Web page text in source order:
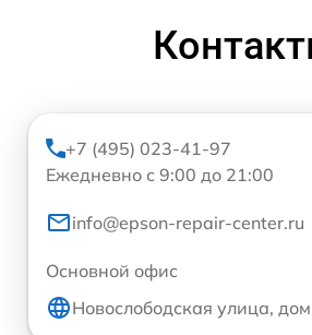
+7 (495) 023-41-97
Ежедневно с 9:00 до 21:00
info@epson-repair-center.ru
Основной офис
Новослободская улица,